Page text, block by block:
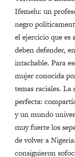
Ifemelu: un
negro
el ejercicio que es
deben defender,
intachable. Para
mujer conocida
temas raciales.
perfecta:
y un mundo
muy fuerte los
de volver a
consiguieron